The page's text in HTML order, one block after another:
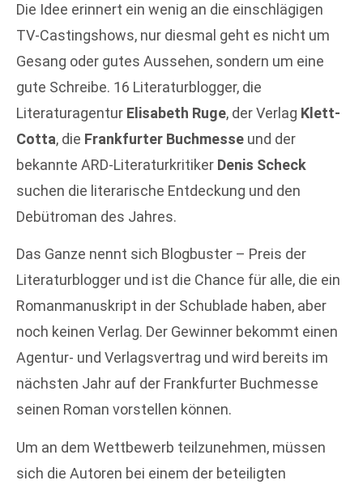
Die Idee erinnert ein wenig an die einschlägigen
TV-Castingshows, nur diesmal geht es nicht um
Gesang oder gutes Aussehen, sondern um eine
gute Schreibe. 16 Literaturblogger, die
Literaturagentur Elisabeth Ruge, der Verlag Klett-
Cotta, die Frankfurter Buchmesse und der
bekannte ARD-Literaturkritiker Denis Scheck
suchen die literarische Entdeckung und den
Debütroman des Jahres.
Das Ganze nennt sich Blogbuster – Preis der
Literaturblogger und ist die Chance für alle, die ein
Romanmanuskript in der Schublade haben, aber
noch keinen Verlag. Der Gewinner bekommt einen
Agentur- und Verlagsvertrag und wird bereits im
nächsten Jahr auf der Frankfurter Buchmesse
seinen Roman vorstellen können.
Um an dem Wettbewerb teilzunehmen, müssen
sich die Autoren bei einem der beteiligten